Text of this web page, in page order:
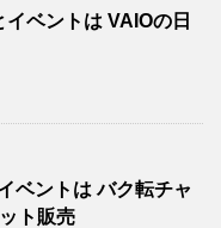
ベントは VAIOの日
ベントは バク転チャ
ト販売